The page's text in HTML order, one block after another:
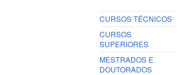
CURSOS TÉCNICOS
CURSOS
SUPERIORES
MESTRADOS E
DOUTORADOS